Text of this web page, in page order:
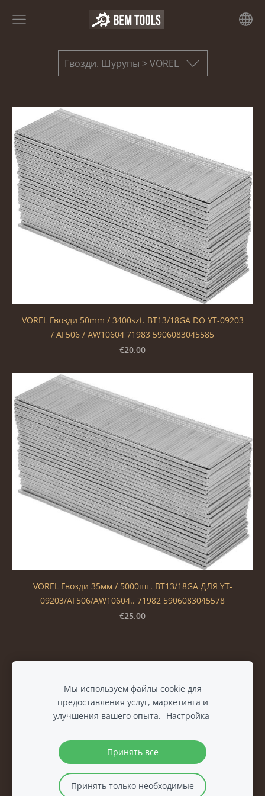
Гвозди. Шурупы > VOREL
VOREL Гвозди 50mm / 3400szt. BT13/18GA DO YT-09203
/ AF506 / AW10604 71983 5906083045585
€20.00
VOREL Гвозди 35мм / 5000шт. BT13/18GA ДЛЯ YT-
09203/AF506/AW10604.. 71982 5906083045578
€25.00
Мы используем файлы cookie для
предоставления услуг, маркетинга и
улучшения вашего опыта. Настройка
Принять все
Принять только необходимые